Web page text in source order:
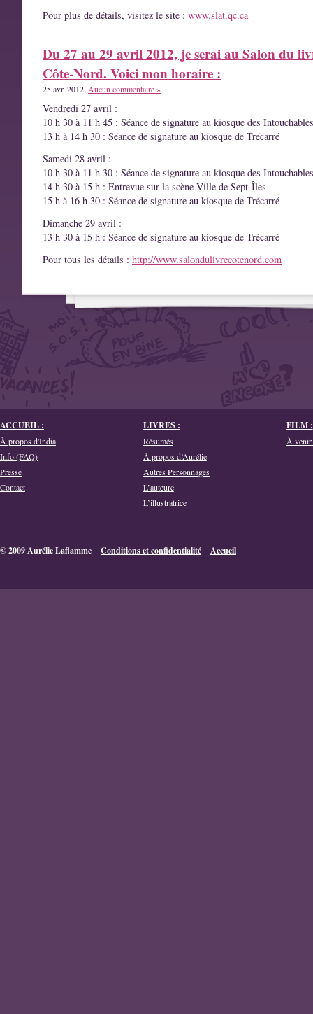
Pour plus de détails, visitez le site : www.slat.qc.ca
Du 27 au 29 avril 2012, je serai au Salon du
Côte-Nord. Voici mon horaire :
25 avr. 2012, Aucun commentaire »
Vendredi 27 avril :
10 h 30 à 11 h 45 : Séance de signature au kiosque des Intouchables
13 h à 14 h 30 : Séance de signature au kiosque de Trécarré
Samedi 28 avril :
10 h 30 à 11 h 30 : Séance de signature au kiosque des Intouchables
14 h 30 à 15 h : Entrevue sur la scène Ville de Sept-Îles
15 h à 16 h 30 : Séance de signature au kiosque de Trécarré
Dimanche 29 avril :
13 h 30 à 15 h : Séance de signature au kiosque de Trécarré
Pour tous les détails : http://www.salondulivrecotenord.com
ACCUEIL :
À propos d'India
Info (FAQ)
Presse
Contact
LIVRES :
Résumés
À propos d’Aurélie
Autres Personnages
L’auteure
L’illustratrice
FILM :
À
© 2009 Aurélie Laflamme Conditions et confidentialité Accueil